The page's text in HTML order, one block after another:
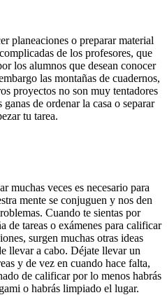
planeaciones o preparar material
de los profesores, que
los alumnos que desean conocer
las montañas de cuadernos,
proyectos no son muy tentadores
de ordenar la casa o separar
tu tarea.
muchas veces es necesario para
mente se conjuguen y nos den
Cuando te sientas por
de tareas o exámenes para calificar
surgen muchas otras ideas
llevar a cabo. Déjate llevar un
y de vez en cuando hace falta,
de calificar por lo menos habrás
o habrás limpiado el lugar.